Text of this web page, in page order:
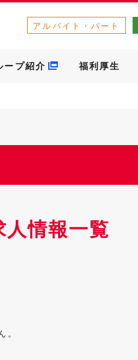
アルバイト・パート
ープ紹介 福利厚生
情報一覧
。